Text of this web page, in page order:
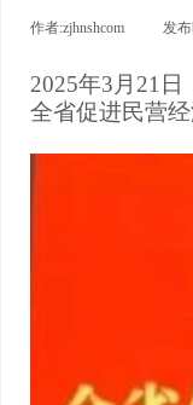
作者:zjhnshcom 发
2025年3月21日
全省促进民营